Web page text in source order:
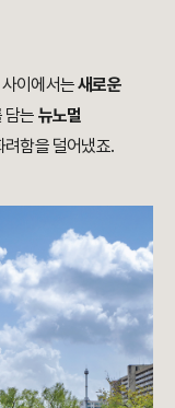
사이에서는새로운
담는 뉴노멀
려함을 덜어냈죠.